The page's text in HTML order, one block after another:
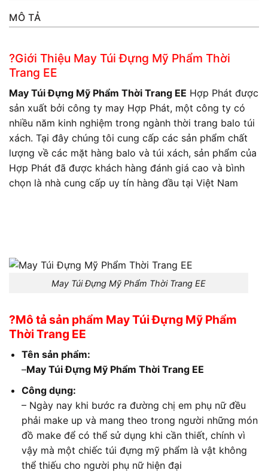
MÔ TẢ
?Giới Thiệu May Túi Đựng Mỹ Phẩm Thời
Trang EE
May Túi Đựng Mỹ Phẩm Thời Trang EE Hợp Phát được
sản xuất bởi công ty may Hợp Phát, một công ty có
nhiều năm kinh nghiệm trong ngành thời trang balo túi
xách. Tại đây chúng tôi cung cấp các sản phẩm chất
lượng về các mặt hàng balo và túi xách, sản phẩm của
Hợp Phát đã được khách hàng đánh giá cao và bình
chọn là nhà cung cấp uy tín hàng đầu tại Việt Nam
May Túi Đựng Mỹ Phẩm Thời Trang EE
?Mô tả sản phẩm May Túi Đựng Mỹ Phẩm
Thời Trang EE
Tên sản phẩm:
–May Túi Đựng Mỹ Phẩm Thời Trang EE
Công dụng:
– Ngày nay khi bước ra đường chị em phụ nữ đều
phải make up và mang theo trong người những món
đồ make để có thể sử dụng khi cần thiết, chính vì
vậy mà một chiếc túi đựng mỹ phẩm là vật không
thể thiếu cho người phụ nữ hiện đại